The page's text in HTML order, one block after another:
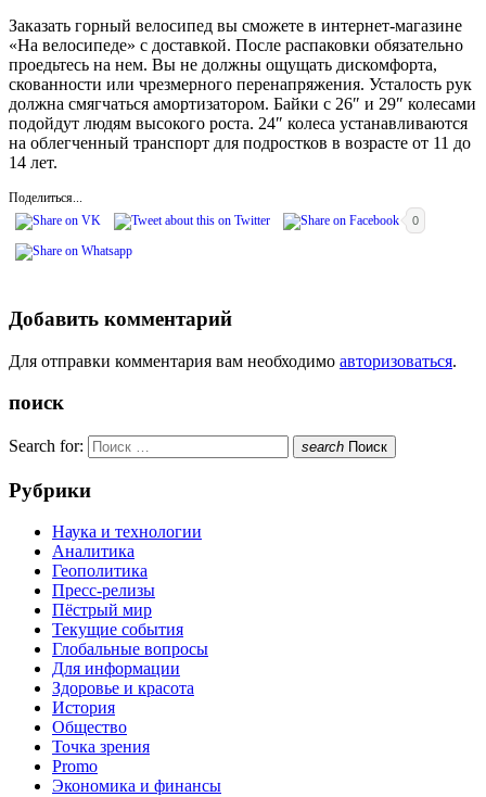
Заказать горный велосипед вы сможете в интернет-магазине
«На велосипеде» с доставкой. После распаковки обязательно
проедьтесь на нем. Вы не должны ощущать дискомфорта,
скованности или чрезмерного перенапряжения. Усталость рук
должна смягчаться амортизатором. Байки с 26″ и 29″ колесами
подойдут людям высокого роста. 24″ колеса устанавливаются
на облегченный транспорт для подростков в возрасте от 11 до
14 лет.
Поделиться...
0
Добавить комментарий
Для отправки комментария вам необходимо авторизоваться.
поиск
Search for: search Поиск
Рубрики
Наука и технологии
Аналитика
Геополитика
Пресс-релизы
Пёстрый мир
Текущие события
Глобальные вопросы
Для информации
Здоровье и красота
История
Общество
Точка зрения
Promo
Экономика и финансы